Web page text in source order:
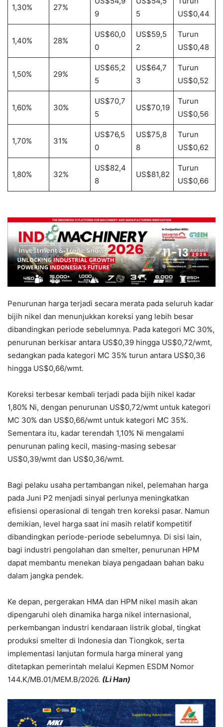
1,30% 27%
9
5
US$0,44
1,40% 28%
US$60,0
0
US$59,5
2
Turun
US$0,48
1,50% 29%
US$65,2
5
US$64,7
3
Turun
US$0,52
1,60% 30%
US$70,7
5
US$70,19
Turun
US$0,56
1,70% 31%
US$76,5
0
US$75,8
8
Turun
US$0,62
1,80% 32%
US$82,4
8
US$81,82
Turun
US$0,66
Penurunan harga terjadi secara merata pada seluruh kadar
bijih nikel dan menunjukkan koreksi yang lebih besar
dibandingkan periode sebelumnya. Pada kategori MC 30%,
penurunan berkisar antara US$0,39 hingga US$0,72/wmt,
sedangkan pada kategori MC 35% turun antara US$0,36
hingga US$0,66/wmt.
Koreksi terbesar kembali terjadi pada bijih nikel kadar
1,80% Ni, dengan penurunan US$0,72/wmt untuk kategori
MC 30% dan US$0,66/wmt untuk kategori MC 35%.
Sementara itu, kadar terendah 1,10% Ni mengalami
penurunan paling kecil, masing-masing sebesar
US$0,39/wmt dan US$0,36/wmt.
Bagi pelaku usaha pertambangan nikel, pelemahan harga
pada Juni P2 menjadi sinyal perlunya meningkatkan
efisiensi operasional di tengah tren koreksi pasar. Namun
demikian, level harga saat ini masih relatif kompetitif
dibandingkan periode-periode sebelumnya. Di sisi lain,
bagi industri pengolahan dan smelter, penurunan HPM
dapat membantu menekan biaya pengadaan bahan baku
dalam jangka pendek.
Ke depan, pergerakan HMA dan HPM nikel masih akan
dipengaruhi oleh dinamika harga nikel internasional,
perkembangan industri kendaraan listrik global, tingkat
produksi smelter di Indonesia dan Tiongkok, serta
implementasi lanjutan formula harga mineral yang
ditetapkan pemerintah melalui Kepmen ESDM Nomor
144.K/MB.01/MEM.B/2026. (Li Han)